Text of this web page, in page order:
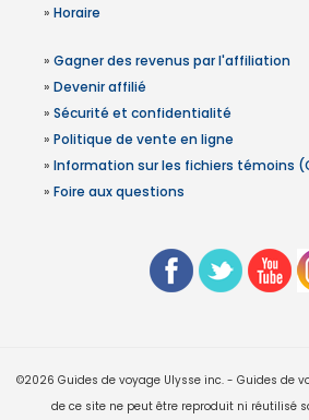
» Horaire
» Gagner des revenus par l'affiliation
» Devenir affilié
» Sécurité et confidentialité
» Politique de vente en ligne
» Information sur les fichiers témoins
» Foire aux questions
©2026 Guides de voyage Ulysse inc. - Guides de
de ce site ne peut être reproduit ni réutilisé